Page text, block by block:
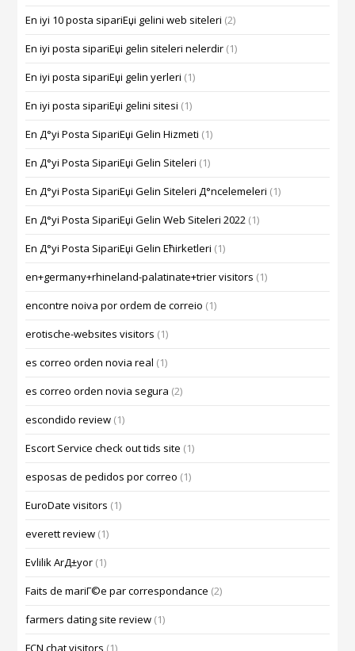
En iyi 10 posta sipariЕџi gelini web siteleri (2)
En iyi posta sipariЕџi gelin siteleri nelerdir (1)
En iyi posta sipariЕџi gelin yerleri (1)
En iyi posta sipariЕџi gelini sitesi (1)
En Д°yi Posta SipariЕџi Gelin Hizmeti (1)
En Д°yi Posta SipariЕџi Gelin Siteleri (1)
En Д°yi Posta SipariЕџi Gelin Siteleri Д°ncelemeleri (1)
En Д°yi Posta SipariЕџi Gelin Web Siteleri 2022 (1)
En Д°yi Posta SipariЕџi Gelin Ећirketleri (1)
en+germany+rhineland-palatinate+trier visitors (1)
encontre noiva por ordem de correio (1)
erotische-websites visitors (1)
es correo orden novia real (1)
es correo orden novia segura (2)
escondido review (1)
Escort Service check out tids site (1)
esposas de pedidos por correo (1)
EuroDate visitors (1)
everett review (1)
Evlilik ArД±yor (1)
Faits de mariГ©e par correspondance (2)
farmers dating site review (1)
FCN chat visitors (1)